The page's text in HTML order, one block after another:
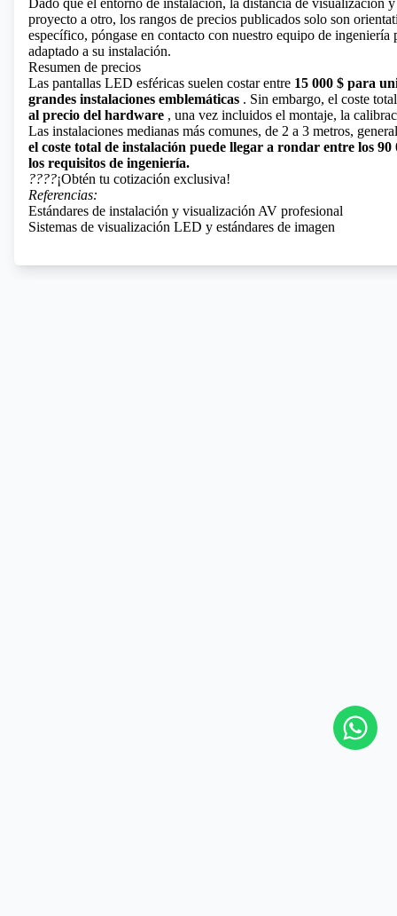
Dado que el entorno de instalación, la distancia de visualización
proyecto a otro, los rangos de precios publicados solo son
específico, póngase en contacto con nuestro equipo de
adaptado a su instalación.
Resumen de precios
Las pantallas LED esféricas suelen costar entre 15 000 $ para
grandes instalaciones emblemáticas . Sin embargo, el coste
al precio del hardware , una vez incluidos el montaje, la
Las instalaciones medianas más comunes, de 2 a 3 metros,
el coste total de instalación puede llegar a rondar entre los
los requisitos de ingeniería.
????¡Obtén tu cotización exclusiva!
Referencias:
Estándares de instalación y visualización AV profesional
Sistemas de visualización LED y estándares de imagen